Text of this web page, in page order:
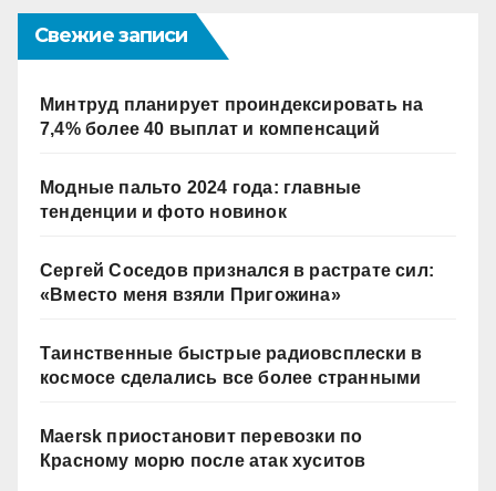
Свежие записи
Минтруд планирует проиндексировать на
7,4% более 40 выплат и компенсаций
Модные пальто 2024 года: главные
тенденции и фото новинок
Сергей Соседов признался в растрате сил:
«Вместо меня взяли Пригожина»
Таинственные быстрые радиовсплески в
космосе сделались все более странными
Maersk приостановит перевозки по
Красному морю после атак хуситов